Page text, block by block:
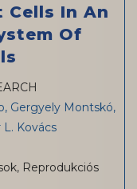
Cells In An
Of
Gergyely Montskó,
L. Kovács
, Reprodukciós